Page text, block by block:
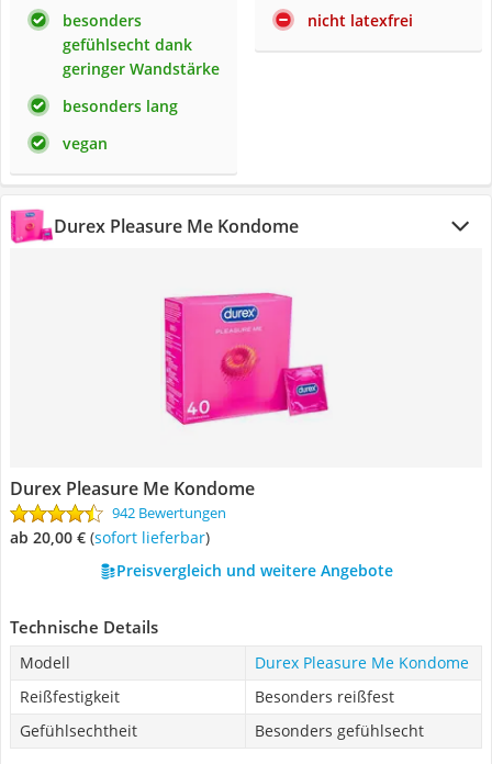
besonders
gefühlsecht dank
geringer Wandstärke
besonders lang
vegan
nicht latexfrei
Durex Pleasure Me Kondome
Durex Pleasure Me Kondome
942 Bewertungen
ab 20,00 € ( Sofort lieferbar)
Preisvergleich und weitere Angebote
Technische Details
Modell
Durex Pleasure Me Kondome
Reißfestigkeit
Besonders reißfest
Gefühlsechtheit
Besonders gefühlsecht